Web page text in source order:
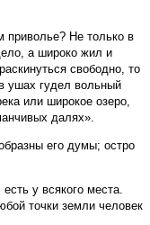
Не только в
а широко жил и
свободно, то
ушах гудел вольный
или широкое озеро,
далях».
его думы; остро
у всякого места.
точки земли человек